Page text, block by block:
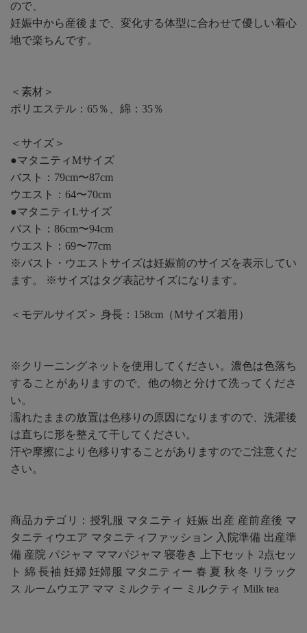
ので、
妊娠中から産後まで、変化する体型に合わせて優しい着心
地で楽ちんです。
＜素材＞
ポリエステル：65％、綿：35％
＜サイズ＞
●マタニティMサイズ
バスト：79cm〜87cm
ウエスト：64〜70cm
●マタニティLサイズ
バスト：86cm〜94cm
ウエスト：69〜77cm
※バスト・ウエストサイズは妊娠前のサイズを表示してい
ます。 ※サイズはタグ表記サイズになります。
＜モデルサイズ＞ 身長：158cm（Mサイズ着用）
※クリーニングネットを使用してください。濃色は色落ち
することがありますので、他の物と分けて洗ってくださ
い。
濡れたままの放置は色移りの原因になりますので、洗濯後
は直ちに形を整えて干してください。
汗や摩擦により色移りすることがありますのでご注意くだ
さい。
商品カテゴリ：授乳服 マタニティ 妊娠 出産 産前産後 マ
タニティウエア マタニティファッション 入院準備 出産準
備 産院 パジャマ ママパジャマ 寝巻き 上下セット 2点セッ
ト 綿 長袖 妊婦 妊婦服 マタニティー 春 夏 秋 冬 リラック
ス ルームウエア ママ ミルクティー ミルクティ Milk tea